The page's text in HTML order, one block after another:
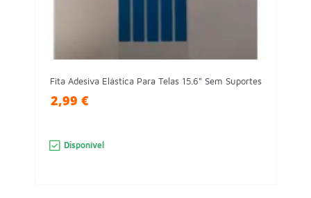
Fita Adesiva Elástica Para Telas 15.6" Sem Suportes
2,99 €
Disponível